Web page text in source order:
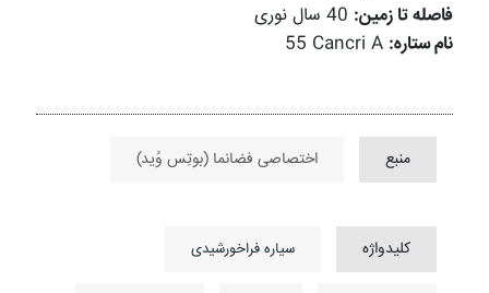
فاصله تا زمین:
نام ستاره: 55 Cancri A
منبع اختصاصی فضانما (بوتِس وُید)
کلیدواژه سیاره فراخورشیدی